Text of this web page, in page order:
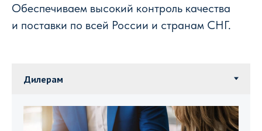
Обеспечиваем высокий контроль качества
и поставки по всей России и странам СНГ.